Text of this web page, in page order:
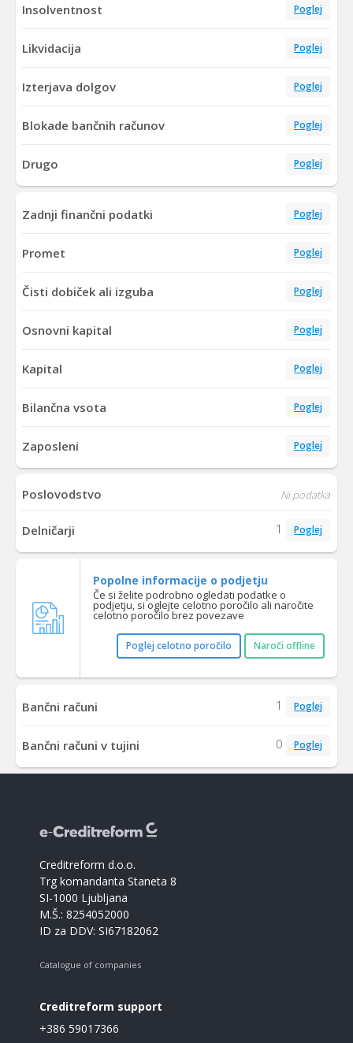
Insolventnost Poglej
Likvidacija Poglej
Izterjava dolgov Poglej
Blokade bančnih računov Poglej
Drugo Poglej
Zadnji finančni podatki Poglej
Promet Poglej
Čisti dobiček ali izguba Poglej
Osnovni kapital Poglej
Kapital Poglej
Bilančna vsota Poglej
Zaposleni Poglej
Poslovodstvo Ni podatka
Delničarji 1 Poglej
Popolne informacije o podjetju
Če si želite podrobno ogledati podatke o
podjetju, si oglejte celotno poročilo ali naročite
celotno poročilo brez povezave
Poglej celotno poročilo Naroči offline
Bančni računi 1 Poglej
Bančni računi v tujini 0 Poglej
Creditreform d.o.o.
Trg komandanta Staneta 8
SI-1000 Ljubljana
M.Š.: 8254052000
ID za DDV: SI67182062
Catalogue of companies
Creditreform support
+386 59017366